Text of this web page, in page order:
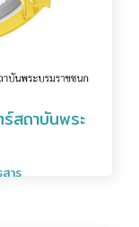
สถาบันพระ
สาร